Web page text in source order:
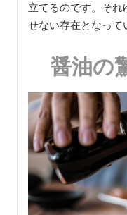
立てるのです。そ
せない存在となって
醤油の